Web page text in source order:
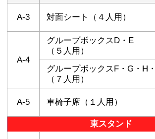
A-3 対面シート（４人用）
A-4
グループボックスD・E
（５人用）
グループボックスF・G・H・I
（７人用）
A-5 車椅子席（１人用）
東スタンド